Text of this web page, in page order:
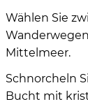
Wählen Sie
Mittelmeer.
Schnorcheln
Bucht mit